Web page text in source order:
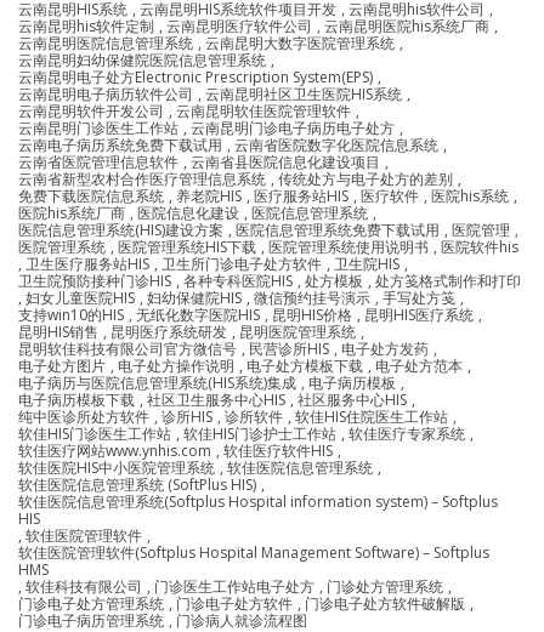
云南昆明HIS系统 , 云南昆明HIS系统软件项目开发 , 云南昆明his软件公司 ,
云南昆明his软件定制 , 云南昆明医疗软件公司 , 云南昆明医院his系统厂商 ,
云南昆明医院信息管理系统 , 云南昆明大数字医院管理系统 ,
云南昆明妇幼保健院医院信息管理系统 ,
云南昆明电子处方Electronic Prescription System(EPS) ,
云南昆明电子病历软件公司 , 云南昆明社区卫生医院HIS系统 ,
云南昆明软件开发公司 , 云南昆明软佳医院管理软件 ,
云南昆明门诊医生工作站 , 云南昆明门诊电子病历电子处方 ,
云南电子病历系统免费下载试用 , 云南省医院数字化医院信息系统 ,
云南省医院管理信息软件 , 云南省县医院信息化建设项目 ,
云南省新型农村合作医疗管理信息系统 , 传统处方与电子处方的差别 ,
免费下载医院信息系统 , 养老院HIS , 医疗服务站HIS , 医疗软件 , 医院his系统 ,
医院his系统厂商 , 医院信息化建设 , 医院信息管理系统 ,
医院信息管理系统(HIS)建设方案 , 医院信息管理系统免费下载试用 , 医院管理 ,
医院管理系统 , 医院管理系统HIS下载 , 医院管理系统使用说明书 , 医院软件his
, 卫生医疗服务站HIS , 卫生所门诊电子处方软件 , 卫生院HIS ,
卫生院预防接种门诊HIS , 各种专科医院HIS , 处方模板 , 处方笺格式制作和打印
, 妇女儿童医院HIS , 妇幼保健院HIS , 微信预约挂号演示 , 手写处方笺 ,
支持win10的HIS , 无纸化数字医院HIS , 昆明HIS价格 , 昆明HIS医疗系统 ,
昆明HIS销售 , 昆明医疗系统研发 , 昆明医院管理系统 ,
昆明软佳科技有限公司官方微信号 , 民营诊所HIS , 电子处方发药 ,
电子处方图片 , 电子处方操作说明 , 电子处方模板下载 , 电子处方范本 ,
电子病历与医院信息管理系统(HIS系统)集成 , 电子病历模板 ,
电子病历模板下载 , 社区卫生服务中心HIS , 社区服务中心HIS ,
纯中医诊所处方软件 , 诊所HIS , 诊所软件 , 软佳HIS住院医生工作站 ,
软佳HIS门诊医生工作站 , 软佳HIS门诊护士工作站 , 软佳医疗专家系统 ,
软佳医疗网站www.ynhis.com , 软佳医疗软件HIS ,
软佳医院HIS中小医院管理系统 , 软佳医院信息管理系统 ,
软佳医院信息管理系统 (SoftPlus HIS) ,
软佳医院信息管理系统(Softplus Hospital information system) – Softplus
HIS
, 软佳医院管理软件 ,
软佳医院管理软件(Softplus Hospital Management Software) – Softplus
HMS
, 软佳科技有限公司 , 门诊医生工作站电子处方 , 门诊处方管理系统 ,
门诊电子处方管理系统 , 门诊电子处方软件 , 门诊电子处方软件破解版 ,
门诊电子病历管理系统 , 门诊病人就诊流程图